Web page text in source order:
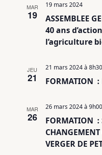
MAR
19
ASSEMBLEE
40 ans
l’agriculture
19 mars 2024
JEU
21 FORMATION :
21 mars 2024 à 8h30
MAR
26
FORMATION :
VERGER DE
26 mars 2024 à 9h00
m